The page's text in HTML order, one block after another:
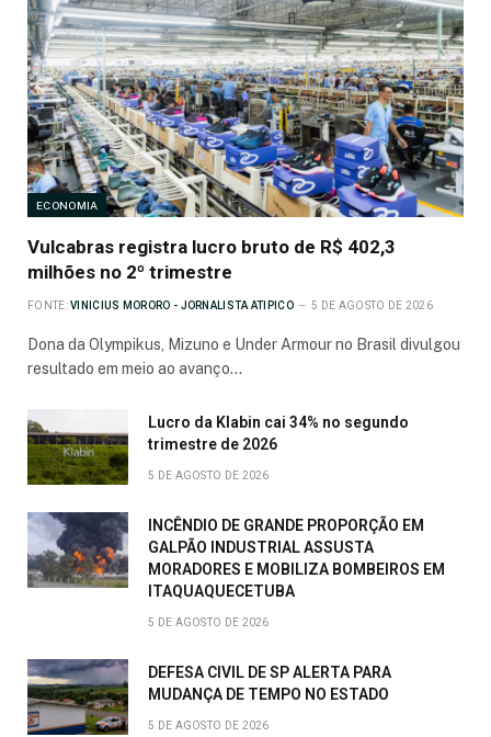
ECONOMIA
Vulcabras registra lucro bruto de R$ 402,3
milhões no 2º trimestre
FONTE: VINICIUS MORORO - JORNALISTA ATIPICO 5 DE AGOSTO DE 2026
Dona da Olympikus, Mizuno e Under Armour no Brasil divulgou
resultado em meio ao avanço…
Lucro da Klabin cai 34% no segundo
trimestre de 2026
5 DE AGOSTO DE 2026
INCÊNDIO DE GRANDE PROPORÇÃO EM
GALPÃO INDUSTRIAL ASSUSTA
MORADORES E MOBILIZA BOMBEIROS EM
ITAQUAQUECETUBA
5 DE AGOSTO DE 2026
DEFESA CIVIL DE SP ALERTA PARA
MUDANÇA DE TEMPO NO ESTADO
5 DE AGOSTO DE 2026